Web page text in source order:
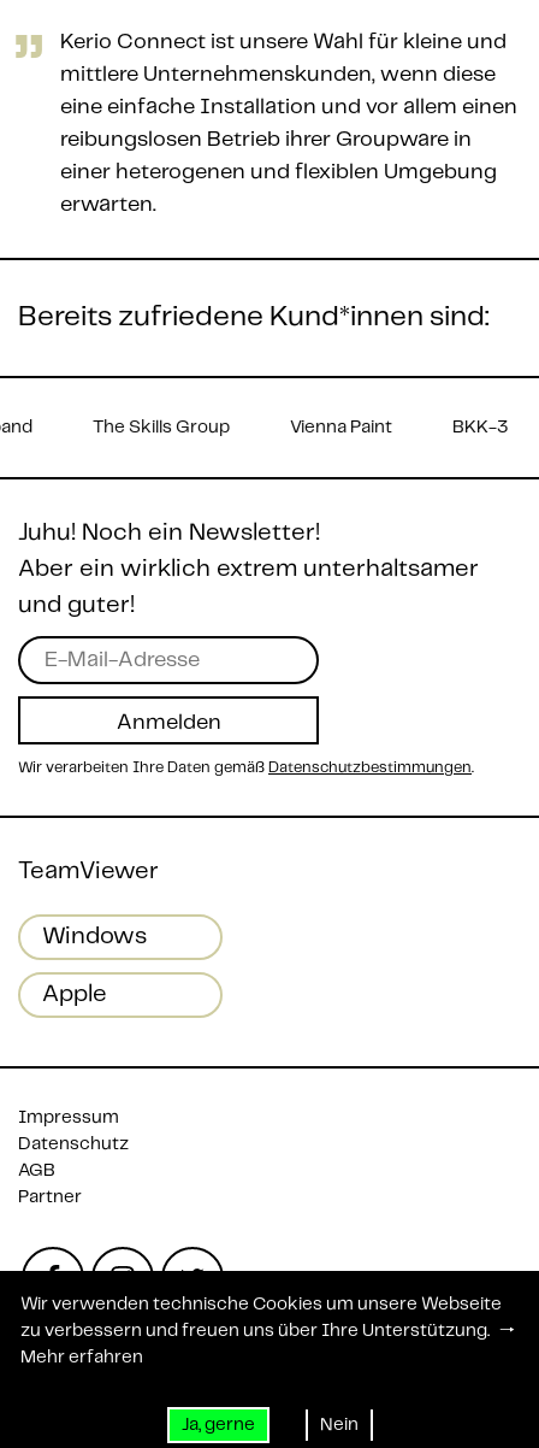
Kerio Connect ist unsere Wahl für kleine und
mittlere Unternehmenskunden, wenn diese
eine einfache Installation und vor allem einen
reibungslosen Betrieb ihrer Groupware in
einer heterogenen und flexiblen Umgebung
erwarten.
Bereits zufriedene Kund*innen sind:
Biomasse-Verband The Skills Group Vienna
TeamViewer
Windows
Apple
Juhu! Noch ein Newsletter!
Aber ein wirklich extrem unterhaltsamer
und guter!
Wir verarbeiten Ihre Daten gemäß Datenschutzbestimmungen.
EXTENDIT GmbH
office@extendit.at
Impressum
Datenschutz
AGB
Partner
Wir verwenden technische Cookies um unsere Webseite
zu verbessern und freuen uns über Ihre Unterstützung. 🠒
Mehr erfahren
Ja, gerne Nein